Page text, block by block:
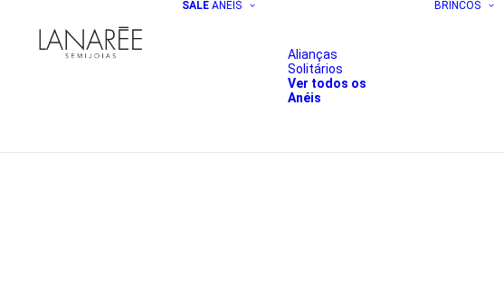
SALE ANÉIS
Alianças
Solitários
Ver todos os
Anéis
BRINCOS